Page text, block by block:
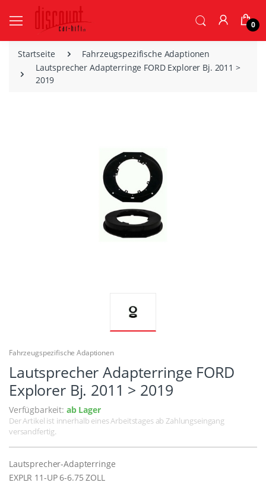
0
Startseite
Fahrzeugspezifische Adaptionen
Lautsprecher Adapterringe FORD Explorer Bj. 2011 >
2019
Fahrzeugspezifische Adaptionen
Lautsprecher Adapterringe FORD
Explorer Bj. 2011 > 2019
Verfügbarkeit: ab Lager
Der Artikel ist innerhalb eines Arbeitstages ab Zahlungseingang
versandfertig.
Lautsprecher-Adapterringe
EXPLR 11-UP 6-6.75 ZOLL